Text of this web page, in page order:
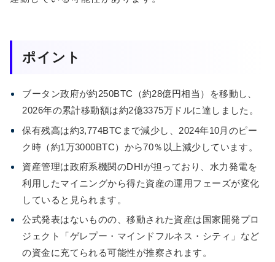
ポイント
ブータン政府が約250BTC（約28億円相当）を移動し、
2026年の累計移動額は約2億3375万ドルに達しました。
保有残高は約3,774BTCまで減少し、2024年10月のピー
ク時（約1万3000BTC）から70％以上減少しています。
資産管理は政府系機関のDHIが担っており、水力発電を
利用したマイニングから得た資産の運用フェーズが変化
していると見られます。
公式発表はないものの、移動された資産は国家開発プロ
ジェクト「ゲレプー・マインドフルネス・シティ」など
の資金に充てられる可能性が推察されます。